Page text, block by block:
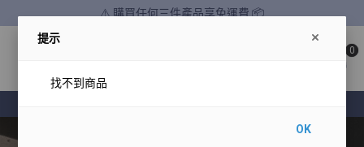
⚠️ 購買任何三件產品享免運費 📦
0
提示
找不到商品
OK